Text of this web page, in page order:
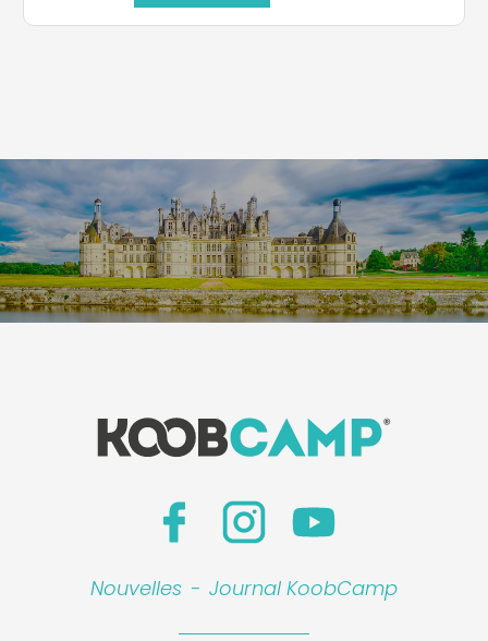
Nouvelles - Journal KoobCamp